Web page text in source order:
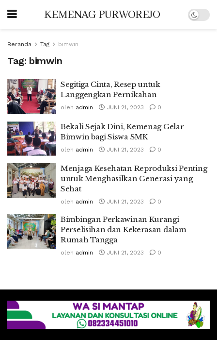
KEMENAG PURWOREJO
Beranda Tag bimwin
Tag: bimwin
Segitiga Cinta, Resep untuk
Langgengkan Pernikahan
oleh admin JUNI 21, 2023 0
Bekali Sejak Dini, Kemenag Gelar
Bimwin bagi Siswa SMK
oleh admin JUNI 21, 2023 0
Menjaga Kesehatan Reproduksi Penting
untuk Menghasilkan Generasi yang
Sehat
oleh admin JUNI 21, 2023 0
Bimbingan Perkawinan Kurangi
Perselisihan dan Kekerasan dalam
Rumah Tangga
oleh admin JUNI 21, 2023 0